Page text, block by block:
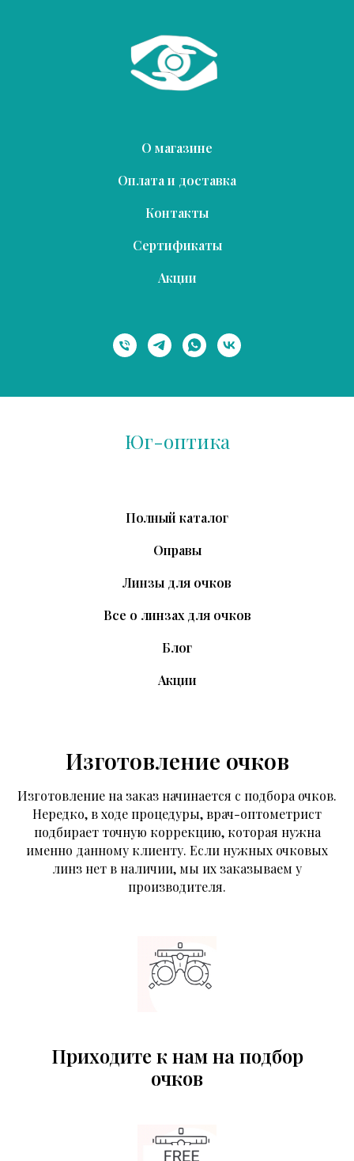
О магазине
Оплата и доставка
Контакты
Сертификаты
Акции
Юг-оптика
Полный каталог
Оправы
Линзы для очков
Все о линзах для очков
Блог
Акции
Изготовление очков
Изготовление на заказ начинается с подбора очков.
Нередко, в ходе процедуры, врач-оптометрист
подбирает точную коррекцию, которая нужна
именно данному клиенту. Если нужных очковых
линз нет в наличии, мы их заказываем у
производителя.
Приходите к нам на подбор
очков